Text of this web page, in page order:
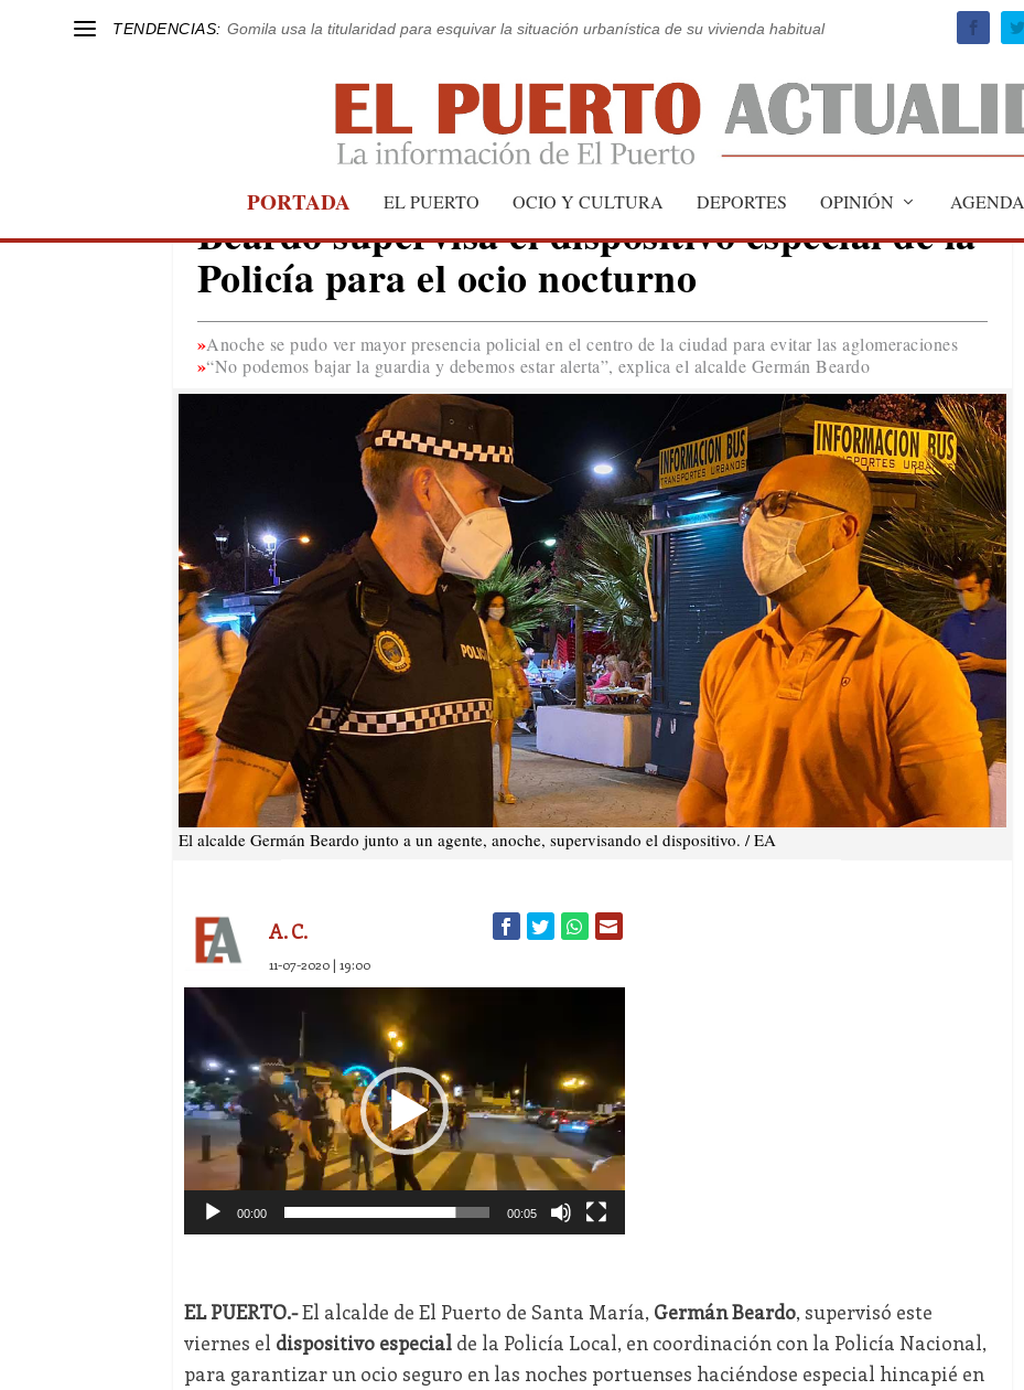
TENDENCIAS: Gomila usa la titularidad para esquivar la situación urbanística de su vivienda habitual
PORTADA EL PUERTO OCIO Y CULTURA DEPORTES OPINIÓN AGENDA
EL PUERTO
Beardo supervisa el dispositivo especial de la
Policía para el ocio nocturno
Anoche se pudo ver mayor presencia policial en el centro de la ciudad para evitar las aglomeraciones
“No podemos bajar la guardia y debemos estar alerta”, explica el alcalde Germán Beardo
El alcalde Germán Beardo junto a un agente, anoche, supervisando el dispositivo. / EA
A. C.
11-07-2020 | 19:00
Reproductor
vídeo
00:00 00:05
EL PUERTO.-El alcalde de El Puerto de Santa María, Germán Beardo, supervisó este
viernes el dispositivo especialde la Policía Local, en coordinación con la Policía Nacional,
para garantizar un ocio seguro en las noches portuenses haciéndose especial hincapié en